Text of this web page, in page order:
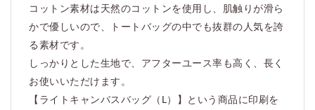
コットン素材は天然のコットンを使用し、肌触りが滑ら
かで優しいので、トートバッグの中でも抜群の人気を誇
る素材です。
しっかりとした生地で、アフターユース率も高く、長く
お使いいただけます。
【ライトキャンバスバッグ（L）】という商品に印刷を